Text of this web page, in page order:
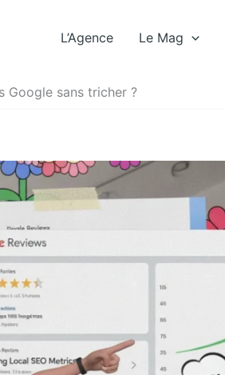
L’Agence Le Mag
Google sans tricher ?